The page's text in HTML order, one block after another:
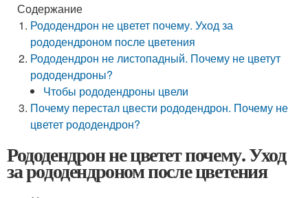
Содержание
Рододендрон не цветет почему. Уход за
рододендроном после цветения
Рододендрон не листопадный. Почему не цветут
рододендроны?
Чтобы рододендроны цвели
Почему перестал цвести рододендрон. Почему не
цветет рододендрон?
Рододендрон не цветет почему. Уход
за рододендроном после цветения